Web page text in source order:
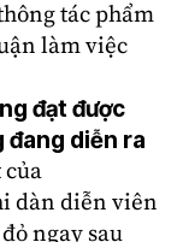
tác phẩm
làm việc
đạt được
diễn ra
của
dàn diễn viên
ngay sau